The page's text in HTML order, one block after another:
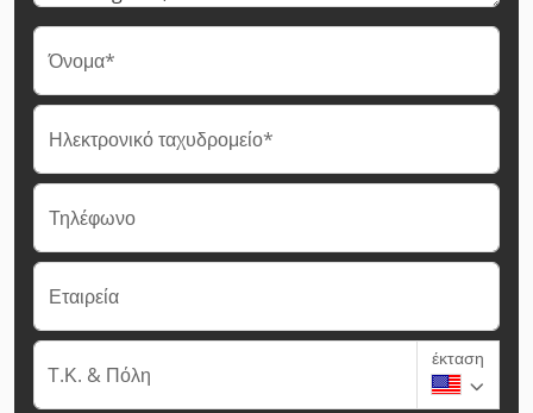
Όνομα*
Ηλεκτρονικό ταχυδρομείο*
Τηλέφωνο
Εταιρεία
Τ.Κ. & Πόλη
έκταση